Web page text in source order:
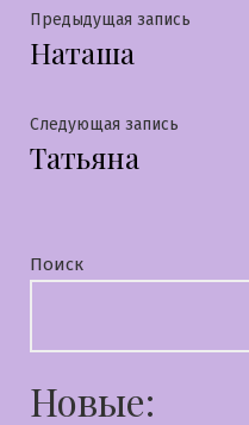
Навигация
по
записям
Предыдущая запись
Наташа
Следующая запись
Татьяна
Поиск
Новые: